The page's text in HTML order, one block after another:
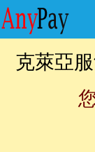
克萊亞